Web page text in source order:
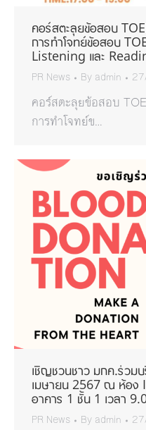
คอร์สตะลุยข้อสอบ
การทำโจทย์ข้อสอบ
Listening และ
PR News By admin
คอร์สตะลุยข้อสอบ
การทำโจทย์ข…
เชิญชวนชาว มกค.ร่วม
เมษายน 2567 ณ ห้อ
อาคาร 1 ชั้น 1 เวลา
PR News By admin